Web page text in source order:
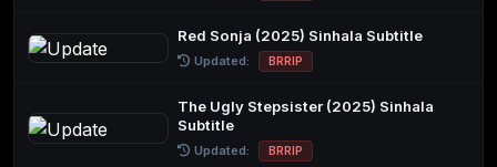
Red Sonja (2025) Sinhala Subtitle
Updated: BRRIP
The Ugly Stepsister (2025) Sinhala
Subtitle
Updated: BRRIP